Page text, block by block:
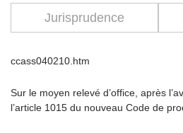
Jurisprudence
ccass040210.htm
Sur le moyen relevé d’office, après
l’article 1015 du nouveau Code de